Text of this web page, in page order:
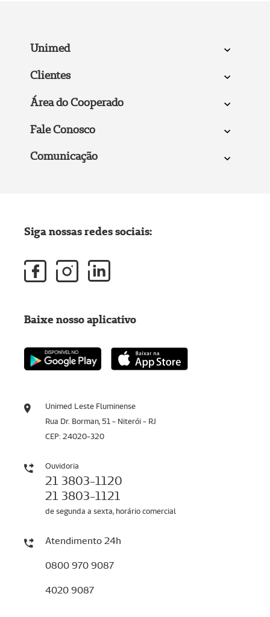
Unimed
Clientes
Área do Cooperado
Fale Conosco
Comunicação
Unimed Leste Fluminense
Rua Dr. Borman, 51 - Niterói - RJ
CEP: 24020-320
Ouvidoria
21 3803-1120
21 3803-1121
de segunda a sexta, horário comercial
Atendimento 24h
0800 970 9087
4020 9087
Siga nossas redes sociais:
Baixe nosso aplicativo